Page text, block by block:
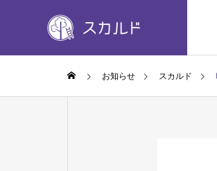
お知らせ スカルド